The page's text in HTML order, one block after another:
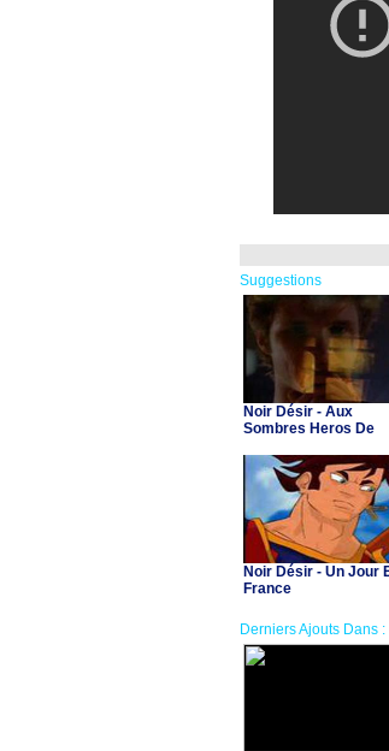
Suggestions
Noir Désir - Aux
Sombres Heros De
Noir Désir - Un Jour
France
Derniers Ajouts Dans